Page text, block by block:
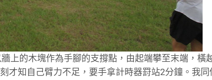
上的木塊作為手腳的支撐點，由起端攀至末端，橫
才知自己臂力不足，要手拿計時器罸站2分鐘。我同